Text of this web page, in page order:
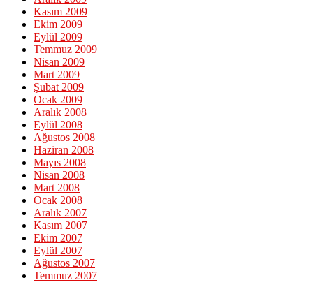
Kasım 2009
Ekim 2009
Eylül 2009
Temmuz 2009
Nisan 2009
Mart 2009
Şubat 2009
Ocak 2009
Aralık 2008
Eylül 2008
Ağustos 2008
Haziran 2008
Mayıs 2008
Nisan 2008
Mart 2008
Ocak 2008
Aralık 2007
Kasım 2007
Ekim 2007
Eylül 2007
Ağustos 2007
Temmuz 2007